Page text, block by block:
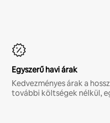
Egyszerű havi árak
Kedvezményes árak a
további költségek nélkül,